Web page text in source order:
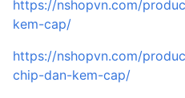
https://nshopvn.com/
kem-cap/
https://nshopvn.com/
chip-dan-kem-cap/